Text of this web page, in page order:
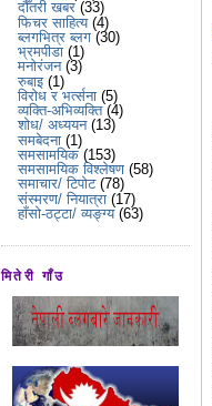
दौँतरी खबर (33)
फिचर साहित्य (4)
ब्लगभित्र ब्लग (30)
भ्रमपीडा (1)
मनोरंजन (3)
रुबाइ (1)
विरोध र भर्त्सना (5)
व्यक्ति-अभिव्यक्ति (4)
शोध/ अध्ययन (13)
समबेदना (1)
समसामयिक (153)
समसामयिक विश्लेषण (58)
समाचार/ टिपोट (78)
संस्मरण/ नियात्रा (17)
हाँसो-ठट्टा/ व्यङ्ग्य (63)
मितेरी गाँउ